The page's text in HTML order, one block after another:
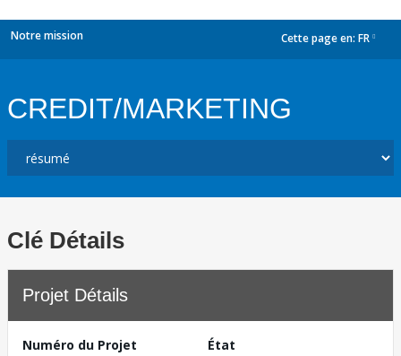
Notre mission Cette page en: FR
CREDIT/MARKETING
Clé Détails
Projet Détails
Numéro du Projet
État